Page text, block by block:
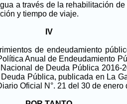
a través de la rehabilitación
y tiempo de viaje.
IV
de endeudamiento
Anual de Endeudamiento
de Deuda Pública
Pública, publicada en La
Oficial N°. 21 del 30 de enero